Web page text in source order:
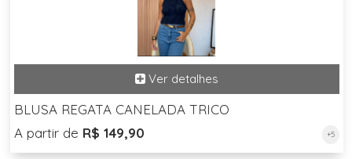
BLUSA REGATA CANELADA TRICO
A partir de R$ 149,90 +5